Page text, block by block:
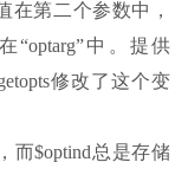
在第二个参数中，
中。提供
修改了这个变
而$optind总是存储